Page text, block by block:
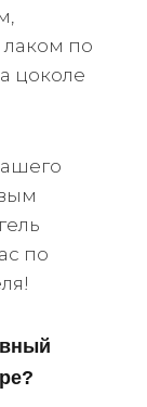
по
цоколе
по